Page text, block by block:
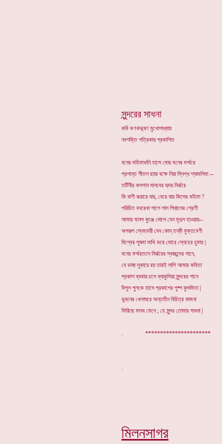
সুন্দরের সাধনা
কবি কণকভূষণ মুখোপাধ্যায়
নবশক্তি পত্রিকায় প্রকাশিত
বনের মহিমাখানি হাসে মোর মনের মর্ম্মরে
প্রশান্ত শীতল ছায়া বক্ষে নিয়া স্নিগ্ধ শ্যামলিমা --
তটিনীর কলগান মানবের হৃদয় নির্ঝরে
কি বাণী ঝরায়ে যায়, বেয়ে যায় কিসের মহিমা ?
পরিচিত বনরেখা পাশে শাল পিয়ালের শ্রেণী
আমার মানস কুঞ্জে দোলে যেন মৃদুল হাওয়ায়--
অপরূপ স্নেহময়ী যেন কোন্ তন্বী মুক্তবেণী
বিশ্বের সুষমা মাখি ভরে মোরে স্নেহের চুমায় |
বনের মর্ম্মরতলে নির্ঝরের স্বচ্ছন্দের গানে,
যে ভাষা লুকায়ে রয় তারই লাগি আমার কবিতা
প্রকাশ ব্যথায় চলে ব্যাকুলিয়া সুন্দরের পানে
বিপুল পুলকে হাসে প্রকাশের পুষ্প কুশুমিতা |
ভুবনের খেলাঘরে অন্তহীন বিচিত্র কামনা
ফিরিছে মানব মেনে ; হে সুন্দর তোমার সাধনা |
. **********************
মিলনসাগর